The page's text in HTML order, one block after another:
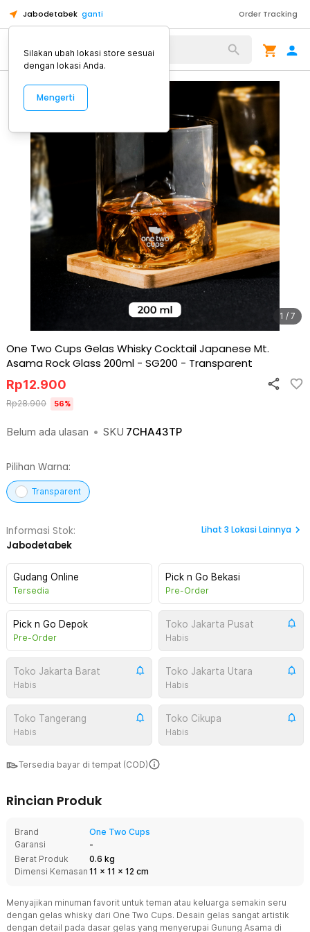
Jabodetabek ganti Order Tracking
Alat Kopi
1 / 7
One Two Cups Gelas Whisky Cocktail Japanese Mt.
Asama Rock Glass 200ml - SG200 - Transparent
Belum ada ulasan • SKU 7CHA43TP
Rp12.900
Rp28.900 56%
Pilihan Warna:
Transparent
Informasi Stok:
Jabodetabek
Lihat 3 Lokasi Lainnya
Gudang Online
Tersedia
Pick n Go Bekasi
Pre-Order
Pick n Go Depok
Pre-Order
Toko Jakarta Pusat
Habis
Toko Jakarta Barat
Habis
Toko Jakarta Utara
Habis
Toko Tangerang
Habis
Toko Cikupa
Habis
Tersedia bayar di tempat (COD)
Rincian Produk
Brand
One Two Cups
Garansi
-
Berat Produk
0.6 kg
Dimensi Kemasan 11 x 11 x 12 cm
Menyajikan minuman favorit untuk teman atau keluarga semakin seru
dengan gelas whisky dari One Two Cups. Desain gelas sangat artistik
dengan detail pada dasar gelas yang menyerupai Gunung Asama di
Silakan ubah lokasi store sesuai
dengan lokasi Anda.
Mengerti